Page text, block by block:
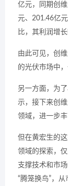
亿元，同期创
元、201.46亿
比，其利润增长
由此可见，创
的光伏市场中
另一方面，为
示，接下来创
领域，进一步丰
但在黄宏生的
领域的探索，
支撑技术和市
“腾笼换鸟”，